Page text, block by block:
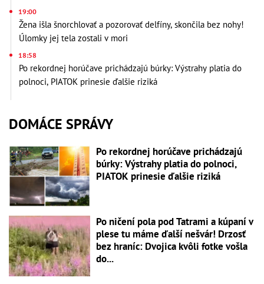
19:00
Žena išla šnorchlovať a pozorovať delfíny, skončila bez nohy!
Úlomky jej tela zostali v mori
18:58
Po rekordnej horúčave prichádzajú búrky: Výstrahy platia do
polnoci, PIATOK prinesie ďalšie riziká
DOMÁCE SPRÁVY
Po rekordnej horúčave prichádzajú
búrky: Výstrahy platia do polnoci,
PIATOK prinesie ďalšie riziká
Po ničení pola pod Tatrami a kúpaní v
plese tu máme ďalší nešvár! Drzosť
bez hraníc: Dvojica kvôli fotke vošla
do...